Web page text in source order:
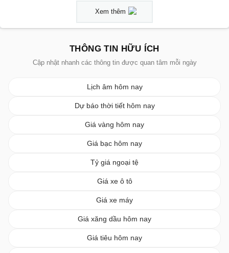
Xem thêm
THÔNG TIN HỮU ÍCH
Cập nhật nhanh các thông tin được quan tâm mỗi ngày
Lịch âm hôm nay
Dự báo thời tiết hôm nay
Giá vàng hôm nay
Giá bạc hôm nay
Tỷ giá ngoại tệ
Giá xe ô tô
Giá xe máy
Giá xăng dầu hôm nay
Giá tiêu hôm nay